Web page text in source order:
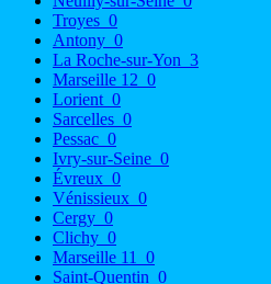
Troyes 0
Antony 0
La Roche-sur-Yon 3
Marseille 12 0
Lorient 0
Sarcelles 0
Pessac 0
Ivry-sur-Seine 0
Évreux 0
Vénissieux 0
Cergy 0
Clichy 0
Marseille 11
0
Saint-Quentin 0